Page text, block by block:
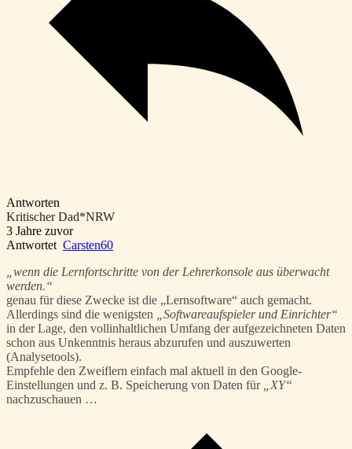
Antworten
Kritischer Dad*NRW
3 Jahre zuvor
Antwortet Carsten60
„wenn die Lernfortschritte von der Lehrerkonsole aus überwacht
werden.“
genau für diese Zwecke ist die „Lernsoftware“ auch gemacht.
Allerdings sind die wenigsten
„Softwareaufspieler und Einrichter“
in der Lage, den vollinhaltlichen Umfang der aufgezeichneten Daten
schon aus Unkenntnis heraus abzurufen und auszuwerten
(Analysetools).
Empfehle den Zweiflern einfach mal aktuell in den Google-
Einstellungen und z. B. Speicherung von Daten für
„XY“
nachzuschauen …